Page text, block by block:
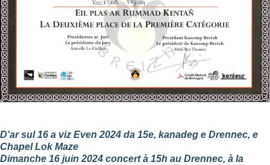
D'ar sul 16 a viz Even 2024 da 15e, kanadeg e Drennec, e
Chapel Lok Maze
Dimanche 16 juin 2024 concert à 15h au Drennec, à la